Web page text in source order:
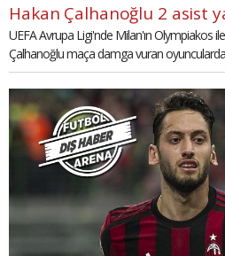
Hakan Çalhanoğlu 2 asist
UEFA Avrupa Ligi'nde Milan'ın Olympiakos
Çalhanoğlu maça damga vuran
asistleri haberimizde...